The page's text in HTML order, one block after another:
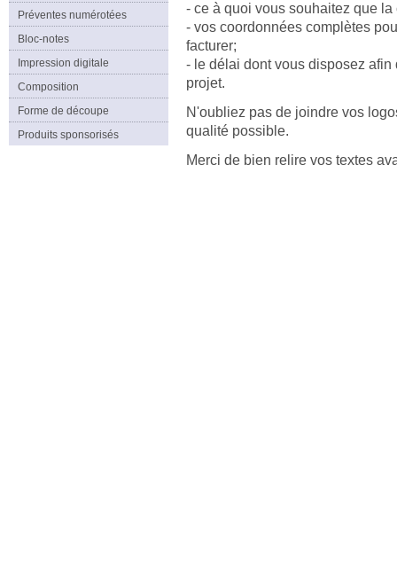
Préventes numérotées
Bloc-notes
Impression digitale
Composition
Forme de découpe
Produits sponsorisés
- ce à quoi vous souhaitez que
- vos coordonnées complètes
facturer;
- le délai dont vous disposez
projet.
N'oubliez pas de joindre vos
qualité possible.
Merci de bien relire vos textes